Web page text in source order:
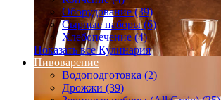
Оборудование (39)
Сырные наборы (6)
Хлебопечение (4)
Показать все Кулинария
Пивоварение
Водоподготовка (2)
Дрожжи (39)